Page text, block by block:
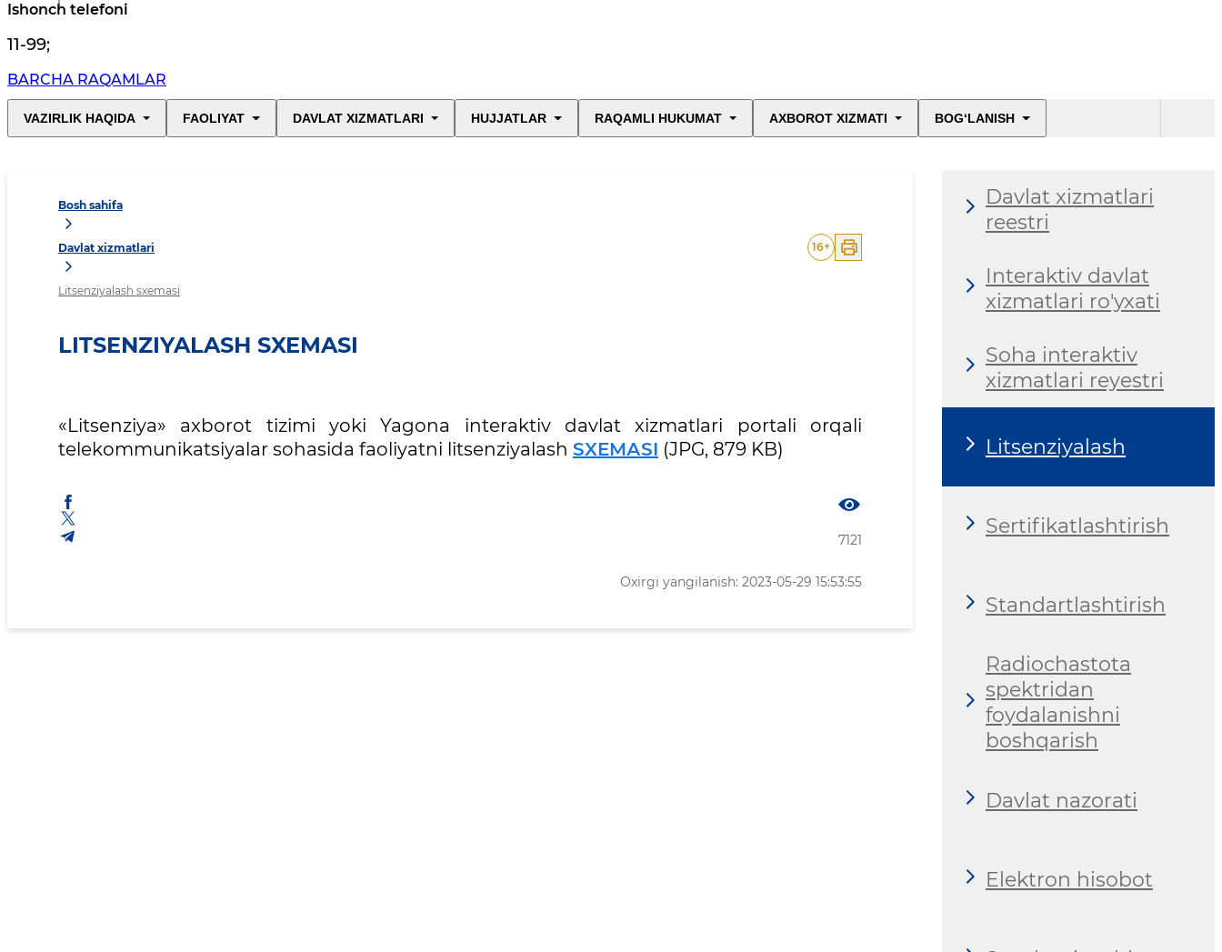
Ishonch telefoni
11-99;
BARCHA RAQAMLAR
VAZIRLIK HAQIDA FAOLIYAT DAVLAT XIZMATLARI HUJJATLAR RAQAMLI HUKUMAT AXBOROT XIZMATI BOG‘LANISH
Bosh sahifa
Davlat xizmatlari
Litsenziyalash sxemasi
16+
LITSENZIYALASH SXEMASI
«Litsenziya» axborot tizimi yoki Yagona interaktiv davlat xizmatlari portali orqali
telekommunikatsiyalar sohasida faoliyatni litsenziyalash SXEMАSI (JPG, 879 KB)
7121
Oxirgi yangilanish: 2023-05-29 15:53:55
Davlat xizmatlari
reestri
Interaktiv davlat
xizmatlari ro'yxati
Soha interaktiv
xizmatlari reyestri
Litsenziyalash
Sertifikatlashtirish
Standartlashtirish
Radiochastota
spektridan
foydalanishni
boshqarish
Davlat nazorati
Elektron hisobot